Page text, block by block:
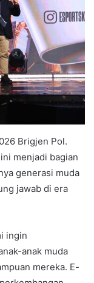
Brigjen Pol.
menjadi bagian
generasi muda
jawab di era
ingin
anak muda
mereka. E-